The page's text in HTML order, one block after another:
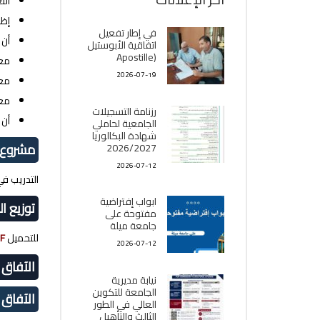
مشروع
التدريب
توزيع
للتحميل
في إطار تفعيل
اتفاقية الأبوستيل
(Apostille
2026-07-19
رزنامة التسجيلات
الجامعية لحاملي
شهادة البكالوريا
2026/2027
2026-07-12
ابواب إفتراضية
مفتوحة على
جامعة ميلة
2026-07-12
نيابة مديرية
الجامعة للتكوين
العالي في الطور